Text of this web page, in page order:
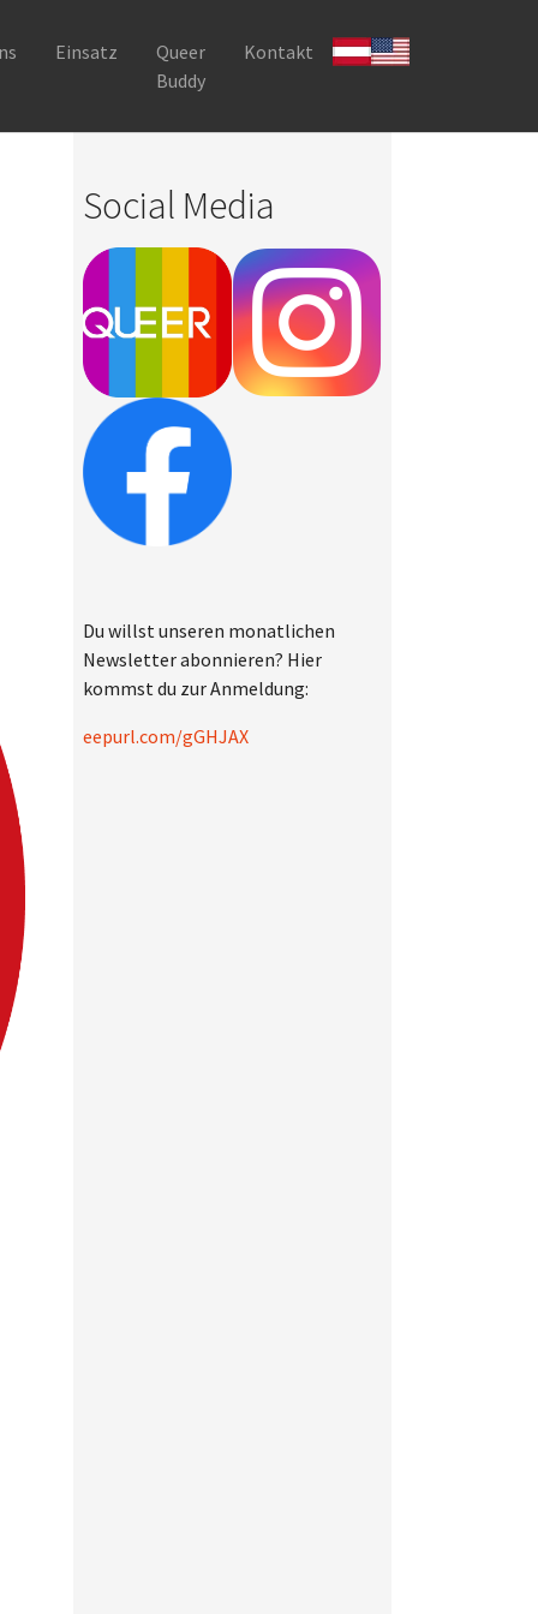
Einsatz
Queer
Buddy
Kontakt
Social Media
Du willst unseren monatlichen
Newsletter abonnieren? Hier
kommst du zur Anmeldung:
eepurl.com/gGHJAX